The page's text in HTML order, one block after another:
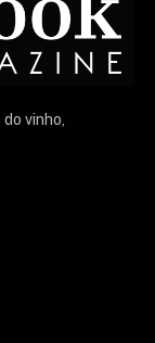
vinho,